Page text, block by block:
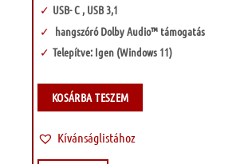
USB- C , USB 3,1
hangszóró Dolby Audio™ támogatás
Telepítve: Igen (Windows 11)
KOSÁRBA TESZEM
Kívánságlistához